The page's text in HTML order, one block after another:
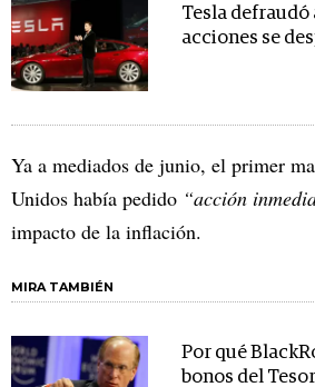
Tesla defraudó
acciones se
Ya a mediados de junio, el primer
Unidos había pedido “acción
impacto de la inflación.
MIRA TAMBIÉN
Por qué
bonos del